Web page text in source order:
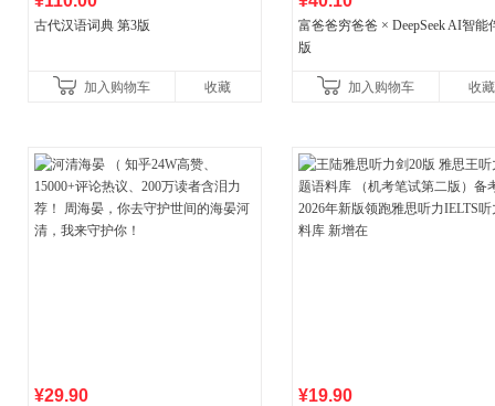
古代汉语词典 第3版
加入购物车 收藏
富爸爸穷爸爸 × DeepSeek AI智能
版
加入购物车 收藏
¥29.90 ¥19.90